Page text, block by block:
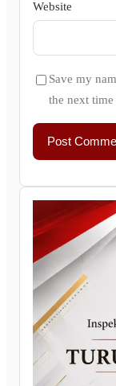
Website
Save my
the next